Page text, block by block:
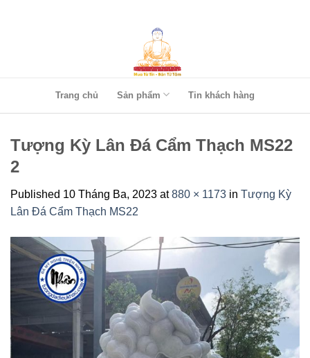
Trang chủ Sản phẩm Tin khách hàng
Tượng Kỳ Lân Đá Cẩm Thạch MS22
2
Published 10 Tháng Ba, 2023 at880 × 1173 in Tượng Kỳ
Lân Đá Cẩm Thạch MS22